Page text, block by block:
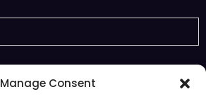
Manage Consent